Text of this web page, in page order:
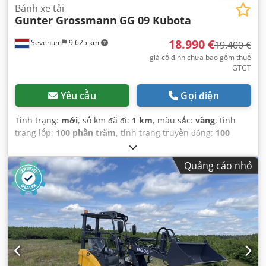
Sevenum 9.625 km
Bánh xe tải
Gunter Grossmann GG 09 Kubota
18.990 €19.400 €
giá cố định chưa bao gồm thuế
GTGT
Yêu cầu Gọi điện
Tình trạng: mới, số km đã đi: 1 km, màu sắc: vàng, tình
trạng lốp: 100 phần trăm, tình trạng truyền động: 100
100 phần trăm
2 trục, số chỗ ngồi:1, hạng mục khí thải:Euro 5, Năm sản
xuất:2025, Thiết bị:cabin, dẫn động bốn bánh, đèn pha
bổ sung,
Quảng cáo nhỏ